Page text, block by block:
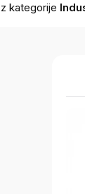
kategorije